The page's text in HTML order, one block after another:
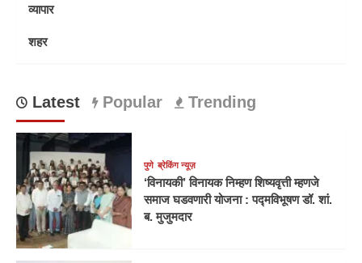
व्यापार
शहर
Latest Popular Trending
पुणे ब्रेकिंग न्यूज़
‘विनायकी’ विनायक निम्हण शिष्यवृत्ती म्हणजे
समाज घडवणारी योजना : पद्मविभूषण डॉ. शां.
ब. मुजुमदार